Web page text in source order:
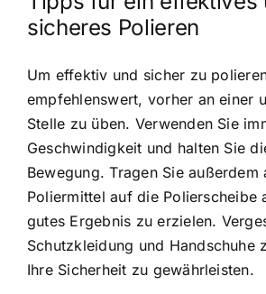
sicheres Polieren
Um effektiv und sicher zu
empfehlenswert, vorher an einer
Stelle zu üben. Verwenden Sie
Geschwindigkeit und halten Sie
Bewegung. Tragen Sie außerdem
Poliermittel auf die Polierscheibe
gutes Ergebnis zu erzielen.
Schutzkleidung und Handschuhe
Ihre Sicherheit zu gewährleisten.